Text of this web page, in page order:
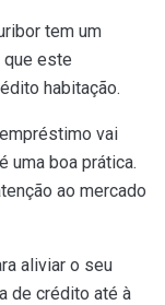
tem um
que este
habitação.
vai
uma boa prática.
ao mercado
aliviar o seu
de crédito até à